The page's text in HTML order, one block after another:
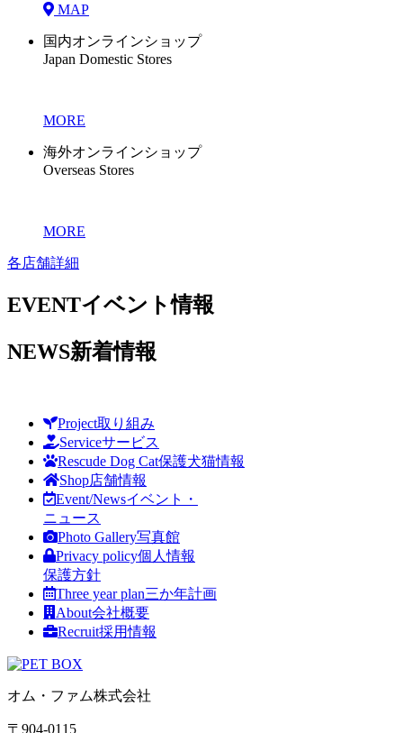
MAP
国内オンラインショップ
Japan Domestic Stores
MORE
海外オンラインショップ
Overseas Stores
MORE
各店舗詳細
EVENTイベント情報
NEWS新着情報
Project取り組み
Serviceサービス
Rescude Dog Cat保護犬猫情報
Shop店舗情報
Event/Newsイベント・
ニュース
Photo Gallery写真館
Privacy policy個人情報
保護方針
Three year plan三か年計画
About会社概要
Recruit採用情報
オム・ファム株式会社
〒904-0115